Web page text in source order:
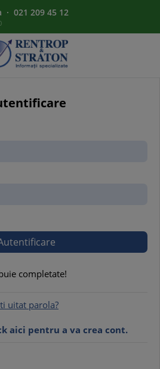
· 021 209 45 12
completate!
uitat parola?
aici pentru a va crea cont.